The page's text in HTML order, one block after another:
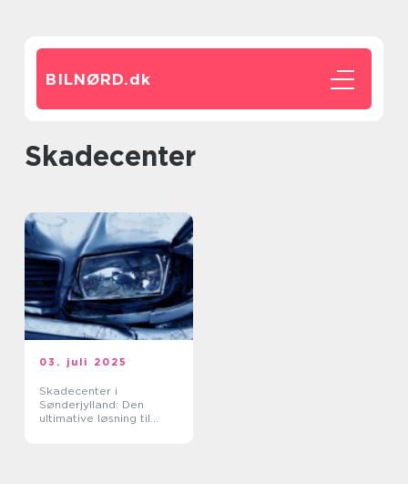
BILNØRD.dk
skadecenter
03. juli 2025
Skadecenter i
Sønderjylland: Den
ultimative løsning til